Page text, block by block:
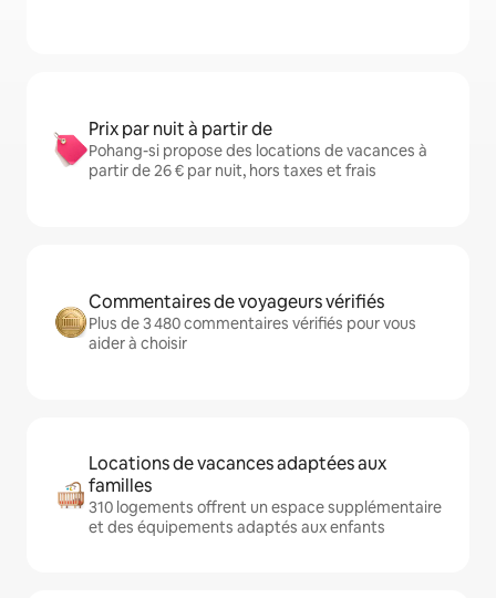
Prix par nuit à partir de
Pohang-si propose des locations de vacances à
partir de 26 € par nuit, hors taxes et frais
Commentaires de voyageurs vérifiés
Plus de 3 480 commentaires vérifiés pour vous
aider à choisir
Locations de vacances adaptées aux
familles
310 logements offrent un espace supplémentaire
et des équipements adaptés aux enfants